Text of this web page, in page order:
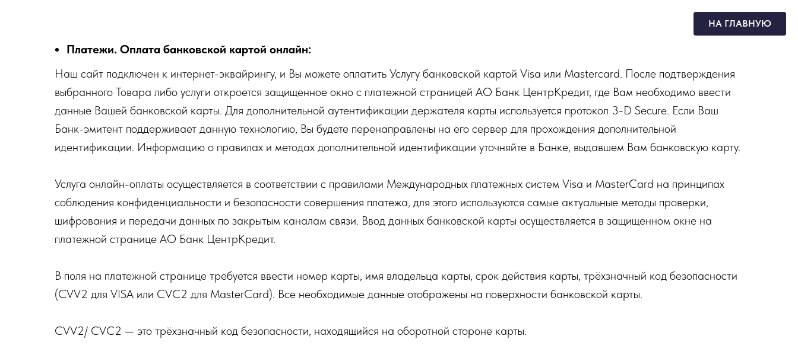
НА ГЛАВНУЮ
Платежи. Оплата банковской картой онлайн:
Наш сайт подключен к интернет-эквайрингу, и Вы можете оплатить Услугу банковской картой Visa или Mastercard. После подтверждения
выбранного Товара либо услуги откроется защищенное окно с платежной страницей АО Банк ЦентрКредит, где Вам необходимо ввести
данные Вашей банковской карты. Для дополнительной аутентификации держателя карты используется протокол 3-D Secure. Если Ваш
Банк-эмитент поддерживает данную технологию, Вы будете перенаправлены на его сервер для прохождения дополнительной
идентификации. Информацию о правилах и методах дополнительной идентификации уточняйте в Банке, выдавшем Вам банковскую карту.
Услуга онлайн-оплаты осуществляется в соответствии с правилами Международных платежных систем Visa и MasterCard на принципах
соблюдения конфиденциальности и безопасности совершения платежа, для этого используются самые актуальные методы проверки,
шифрования и передачи данных по закрытым каналам связи. Ввод данных банковской карты осуществляется в защищенном окне на
платежной странице АО Банк ЦентрКредит.
В поля на платежной странице требуется ввести номер карты, имя владельца карты, срок действия карты, трёхзначный код безопасности
(CVV2 для VISA или CVC2 для MasterCard). Все необходимые данные отображены на поверхности банковской карты.
CVV2/ CVC2 — это трёхзначный код безопасности, находящийся на оборотной стороне карты.